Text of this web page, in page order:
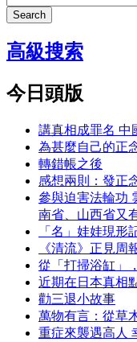
Search
高級搜索
今日頭版
講真相成罪名 中
為甚麼自己的正
轉錯帳之後
感想兩則：發正
參與迫害法輪功
南省、山西省又
「名」娃娃現形
《清流》正見周
從「打掃浴缸」
近期在日本真相
勸三退小故事
萬物有言：從草
重症來襲遇高人